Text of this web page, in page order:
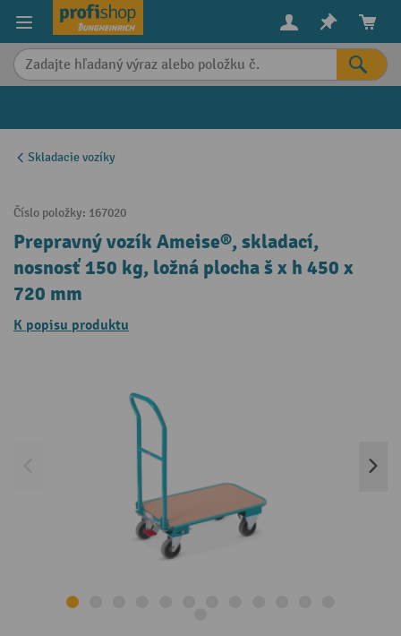
content
Skladacie vozíky
Číslo položky: 167020
Prepravný vozík Ameise®, skladací,
nosnosť 150 kg, ložná plocha š x h 450 x
720 mm
K popisu produktu